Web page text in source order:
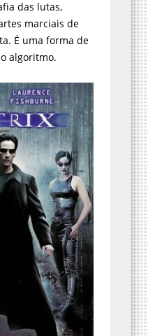
das lutas,
marciais de
É uma forma de
algoritmo.